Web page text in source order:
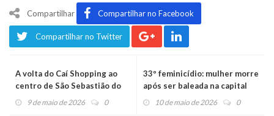
Compartilhar Compartilhar no Facebook
Compartilhar no Twitter
A volta do Caí Shopping ao
centro de São Sebastião do
Caí 9 de maio de 2026 0
33º feminicídio: mulher morre
após ser baleada na capital
10 de maio de 2026 0